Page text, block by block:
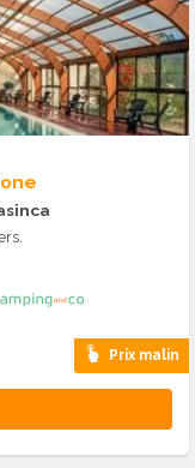
Prix malin